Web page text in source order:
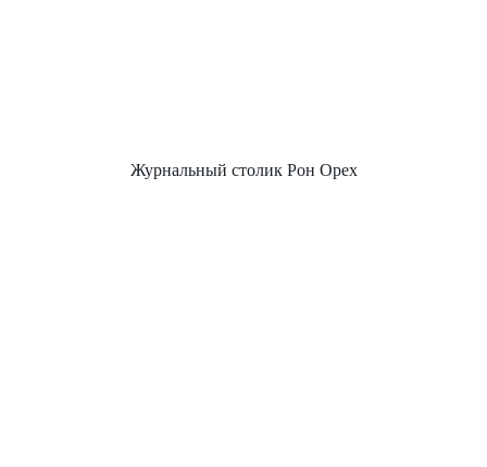
Журнальный столик Рон Орех